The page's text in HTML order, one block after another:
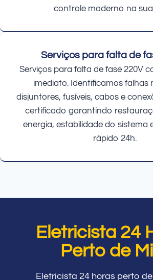
controle moderno na
Serviços para falta de
Serviços para falta de fase 220V
imediato. Identificamos falhas
disjuntores, fusíveis, cabos e
certificado garantindo
energia, estabilidade do sistema
rápido 24h.
Eletricista 24
Perto de
Eletricista 24 horas perto